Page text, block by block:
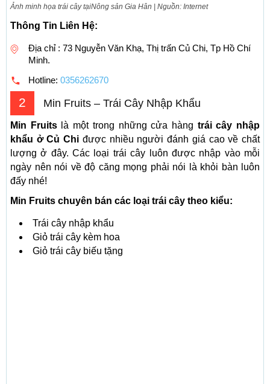
Ảnh minh họa trái cây tạiNông sản Gia Hân | Nguồn: Internet
Thông Tin Liên Hệ:
Địa chỉ : 73 Nguyễn Văn Khạ, Thị trấn Củ Chi, Tp Hồ Chí
Minh.
Hotline: 0356262670
2 Min Fruits – Trái Cây Nhập Khẩu
Min Fruitslà một trong những cửa hàng trái cây nhập
khẩu ở Củ Chi được nhiều người đánh giá cao về chất
lượng ở đây. Các loại trái cây luôn được nhập vào mỗi
ngày nên nói về độ căng mọng phải nói là khỏi bàn luôn
đấy nhé!
Min Fruits chuyên bán các loại trái cây theo kiểu:
Trái cây nhập khẩu
Giỏ trái cây kèm hoa
Giỏ trái cây biếu tặng